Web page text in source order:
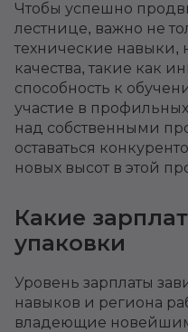
Чтобы успешно
лестнице, важно не
технические навыки,
качества, такие как
способность к
участие в
над собственными
оставаться
новых высот в этой
Какие
упаковки
Уровень зарплаты
навыков и региона
владеющие